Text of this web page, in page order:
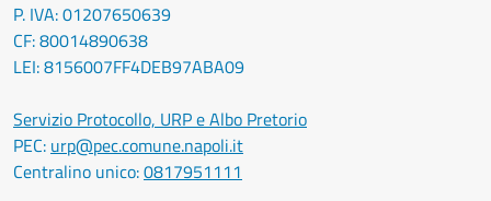
P. IVA: 01207650639
CF: 80014890638
LEI: 8156007FF4DEB97ABA09
Servizio Protocollo, URP e Albo Pretorio
PEC: urp@pec.comune.napoli.it
Centralino unico:0817951111